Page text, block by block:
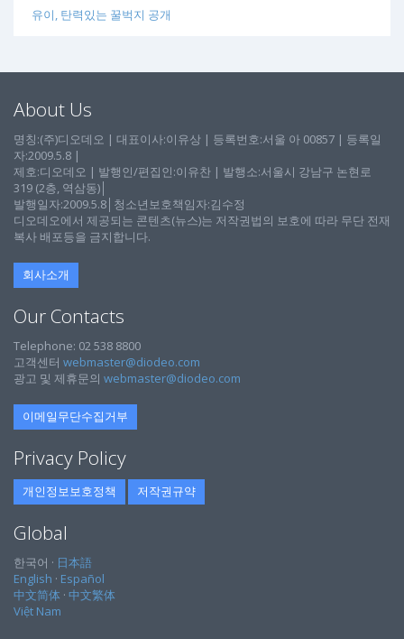
유이, 탄력있는 꿀벅지 공개
About Us
명칭:(주)디오데오 | 대표이사:이유상 | 등록번호:서울 아 00857 | 등록일
자:2009.5.8 |
제호:디오데오 | 발행인/편집인:이유찬 | 발행소:서울시 강남구 논현로
319 (2층, 역삼동)│
발행일자:2009.5.8│청소년보호책임자:김수정
디오데오에서 제공되는 콘텐츠(뉴스)는 저작권법의 보호에 따라 무단 전재
복사 배포등을 금지합니다.
회사소개
Our Contacts
Telephone: 02 538 8800
고객센터 webmaster@diodeo.com
광고 및 제휴문의 webmaster@diodeo.com
이메일무단수집거부
Privacy Policy
개인정보보호정책 저작권규약
Global
한국어 · 日本語
English · Español
中文简体 · 中文繁体
Việt Nam